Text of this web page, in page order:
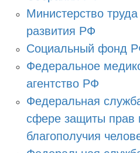
Министерство
развития РФ
Социальный фонд
Федеральное
агентство РФ
Федеральная
сфере защиты прав
благополучия